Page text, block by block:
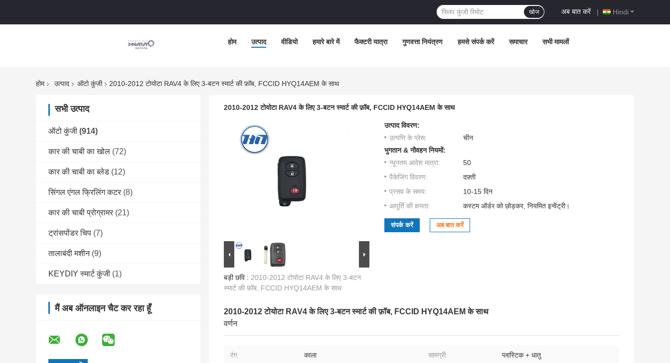
Hindi
अब बात करें |
खोज
होम उत्पाद वीडियो हमारे बारे में फैक्टरी यात्रा गुणवत्ता नियंत्रण हमसे संपर्क करें समाचार सभी मामलों
होम उत्पाद ऑटो कुंजी 2010-2012 टोयोटा RAV4 के लिए 3-बटन स्मार्ट की फ़ॉब, FCCID HYQ14AEM के साथ
सभी उत्पाद
ऑटो कुंजी (914)
कार की चाबी का खोल (72)
कार की चाबी का ब्लेड (12)
सिंगल एंगल फ्रिलिंग कटर (8)
कार की चाबी प्रोग्रामर (21)
ट्रांसपोंडर चिप (7)
तालाबंदी मशीन (9)
KEYDIY स्मार्ट कुंजी (1)
मैं अब ऑनलाइन चैट कर रहा हूँ
2010-2012 टोयोटा RAV4 के लिए 3-बटन स्मार्ट की फ़ॉब, FCCID HYQ14AEM के साथ
बड़ी छवि : 2010-2012 टोयोटा RAV4 के लिए 3-बटन
स्मार्ट की फ़ॉब, FCCID HYQ14AEM के साथ
उत्पाद विवरण:
उत्पत्ति के प्लेस:
चीन
भुगतान & नौवहन नियमों:
न्यूनतम आदेश मात्रा:
50
पैकेजिंग विवरण:
दफ़्ती
प्रसव के समय:
10-15 दिन
आपूर्ति की क्षमता:
कस्टम ऑर्डर को छोड़कर, नियमित इन्वेंट्री।
संपर्क करें अब बात करें
2010-2012 टोयोटा RAV4 के लिए 3-बटन स्मार्ट की फ़ॉब, FCCID HYQ14AEM के साथ
वर्णन
रंग: काला सामग्री: प्लास्टिक + धातु